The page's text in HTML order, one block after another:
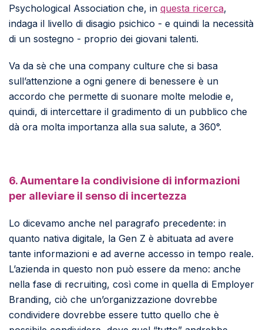
Psychological Association che, in questa ricerca,
indaga il livello di disagio psichico - e quindi la necessità
di un sostegno - proprio dei giovani talenti.
Va da sè che una company culture che si basa
sull’attenzione a ogni genere di benessere è un
accordo che permette di suonare molte melodie e,
quindi, di intercettare il gradimento di un pubblico che
dà ora molta importanza alla sua salute, a 360°.
6.Aumentare la condivisione di informazioni
per alleviare il senso di incertezza
Lo dicevamo anche nel paragrafo precedente: in
quanto nativa digitale, la Gen Z è abituata ad avere
tante informazioni e ad averne accesso in tempo reale.
L’azienda in questo non può essere da meno: anche
nella fase di recruiting, così come in quella di Employer
Branding, ciò che un’organizzazione dovrebbe
condividere dovrebbe essere tutto quello che è